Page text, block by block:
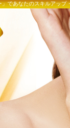
であなたのスキルアップ